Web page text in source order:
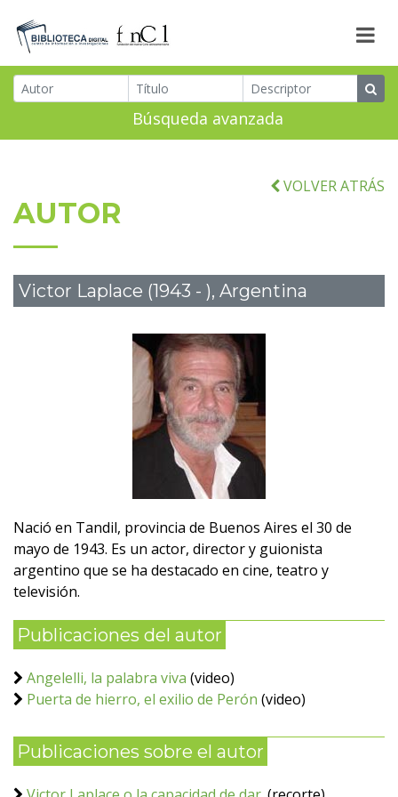
Búsqueda avanzada
VOLVER ATRÁS
AUTOR
Victor Laplace (1943 - ), Argentina
Nació en Tandil, provincia de Buenos Aires el 30 de
mayo de 1943. Es un actor, director y guionista
argentino que se ha destacado en cine, teatro y
televisión.
Publicaciones del autor
Angelelli, la palabra viva (video)
Puerta de hierro, el exilio de Perón (video)
Publicaciones sobre el autor